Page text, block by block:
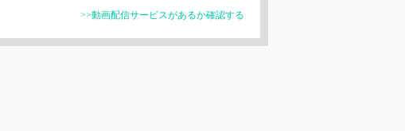
>>動画配信サービスがあるか確認する